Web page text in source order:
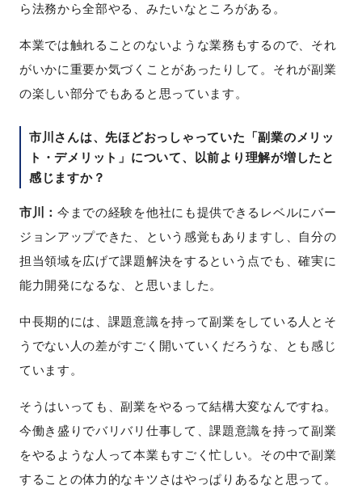
ら法務から全部やる、みたいなところがある。
本業では触れることのないような業務もするので、それ
がいかに重要か気づくことがあったりして。それが副業
の楽しい部分でもあると思っています。
市川さんは、先ほどおっしゃっていた「副業のメリッ
ト・デメリット」について、以前より理解が増したと
感じますか？
市川： 今までの経験を他社にも提供できるレベルにバー
ジョンアップできた、という感覚もありますし、自分の
担当領域を広げて課題解決をするという点でも、確実に
能力開発になるな、と思いました。
中長期的には、課題意識を持って副業をしている人とそ
うでない人の差がすごく開いていくだろうな、とも感じ
ています。
そうはいっても、副業をやるって結構大変なんですね。
今働き盛りでバリバリ仕事して、課題意識を持って副業
をやるような人って本業もすごく忙しい。その中で副業
することの体力的なキツさはやっぱりあるなと思って。